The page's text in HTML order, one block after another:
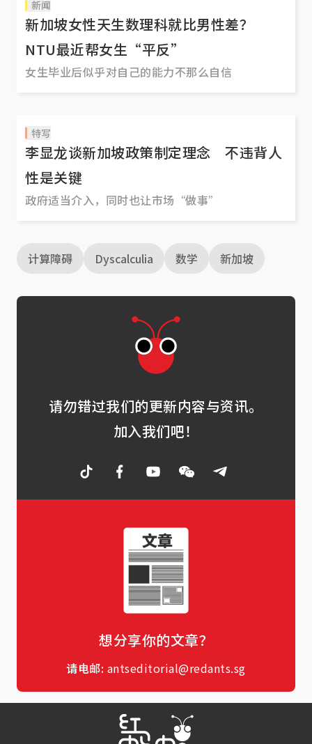
新闻
新加坡女性天生数理科就比男性差？
NTU最近帮女生“平反”
女生毕业后似乎对自己的能力不那么自信
特写
李显龙谈新加坡政策制定理念 不违背人
性是关键
政府适当介入，同时也让市场“做事”
计算障碍 Dyscalculia 数学 新加坡
请勿错过我们的更新内容与资讯。
加入我们吧！
想分享你的文章？
请电邮: antseditorial@redants.sg